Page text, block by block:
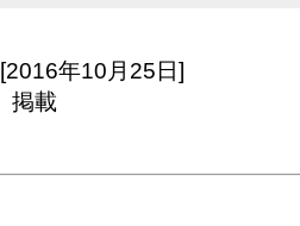
[2016年10月25日]
掲載